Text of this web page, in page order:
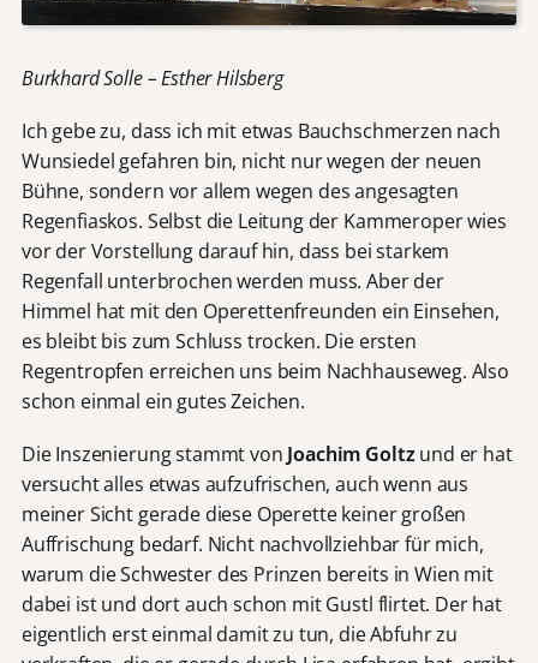
Burkhard Solle – Esther Hilsberg
Ich gebe zu, dass ich mit etwas Bauchschmerzen nach
Wunsiedel gefahren bin, nicht nur wegen der neuen
Bühne, sondern vor allem wegen des angesagten
Regenfiaskos. Selbst die Leitung der Kammeroper wies
vor der Vorstellung darauf hin, dass bei starkem
Regenfall unterbrochen werden muss. Aber der
Himmel hat mit den Operettenfreunden ein Einsehen,
es bleibt bis zum Schluss trocken. Die ersten
Regentropfen erreichen uns beim Nachhauseweg. Also
schon einmal ein gutes Zeichen.
Die Inszenierung stammt von Joachim Goltzund er hat
versucht alles etwas aufzufrischen, auch wenn aus
meiner Sicht gerade diese Operette keiner großen
Auffrischung bedarf. Nicht nachvollziehbar für mich,
warum die Schwester des Prinzen bereits in Wien mit
dabei ist und dort auch schon mit Gustl flirtet. Der hat
eigentlich erst einmal damit zu tun, die Abfuhr zu